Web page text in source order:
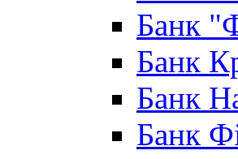
Банк
Банк
Банк
Банк